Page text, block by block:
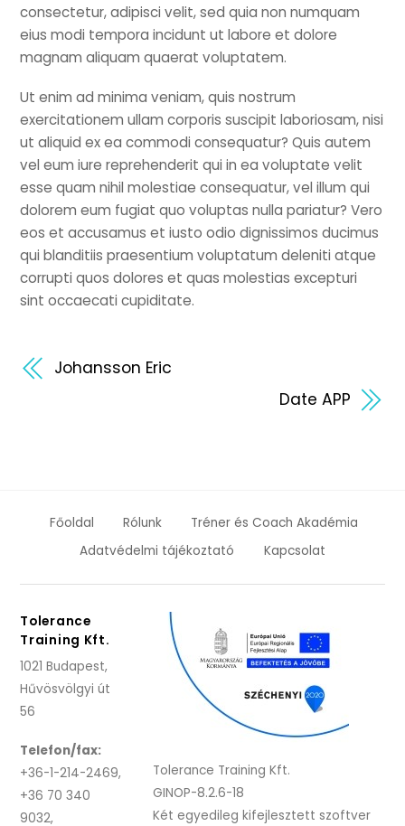
consectetur, adipisci velit, sed quia non numquam
eius modi tempora incidunt ut labore et dolore
magnam aliquam quaerat voluptatem.
Ut enim ad minima veniam, quis nostrum
exercitationem ullam corporis suscipit laboriosam, nisi
ut aliquid ex ea commodi consequatur? Quis autem
vel eum iure reprehenderit qui in ea voluptate velit
esse quam nihil molestiae consequatur, vel illum qui
dolorem eum fugiat quo voluptas nulla pariatur? Vero
eos et accusamus et iusto odio dignissimos ducimus
qui blanditiis praesentium voluptatum deleniti atque
corrupti quos dolores et quas molestias excepturi
sint occaecati cupiditate.
Johansson Eric
Date APP
Főoldal Rólunk
Tréner és Coach Akadémia
Adatvédelmi tájékoztató
Kapcsolat
Tolerance
Training Kft.
1021 Budapest,
Hűvösvölgyi út
56
Telefon/fax:
+36-1-214-2469,
+36 70 340
9032,
Tolerance Training Kft.
GINOP-8.2.6-18
Két egyedileg kifejlesztett szoftver